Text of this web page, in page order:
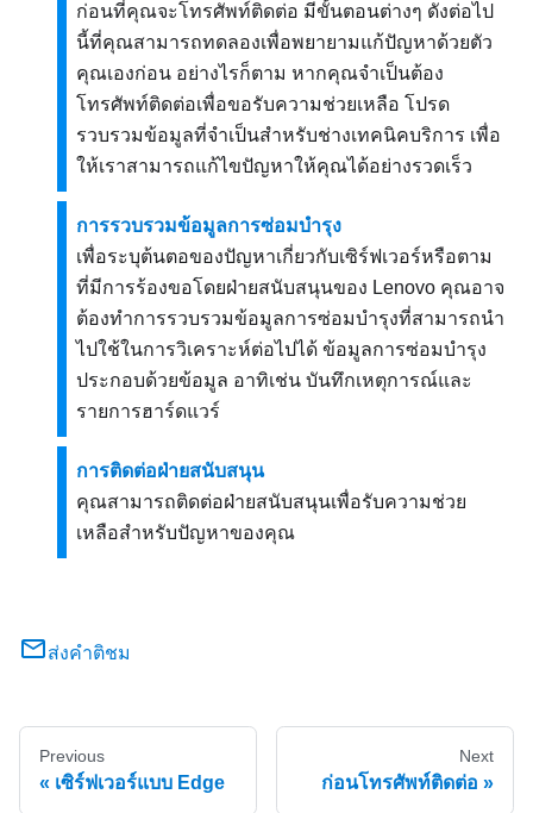
ก่อนที่คุณจะโทรศัพท์ติดต่อ มีขั้นตอนต่างๆ ดังต่อไป
นี้ที่คุณสามารถทดลองเพื่อพยายามแก้ปัญหาด้วยตัว
คุณเองก่อน อย่างไรก็ตาม หากคุณจำเป็นต้อง
โทรศัพท์ติดต่อเพื่อขอรับความช่วยเหลือ โปรด
รวบรวมข้อมูลที่จำเป็นสำหรับช่างเทคนิคบริการ เพื่อ
ให้เราสามารถแก้ไขปัญหาให้คุณได้อย่างรวดเร็ว
การรวบรวมข้อมูลการซ่อมบำรุง
เพื่อระบุต้นตอของปัญหาเกี่ยวกับเซิร์ฟเวอร์หรือตาม
ที่มีการร้องขอโดยฝ่ายสนับสนุนของ Lenovo คุณอาจ
ต้องทำการรวบรวมข้อมูลการซ่อมบำรุงที่สามารถนำ
ไปใช้ในการวิเคราะห์ต่อไปได้ ข้อมูลการซ่อมบำรุง
ประกอบด้วยข้อมูล อาทิเช่น บันทึกเหตุการณ์และ
รายการฮาร์ดแวร์
การติดต่อฝ่ายสนับสนุน
คุณสามารถติดต่อฝ่ายสนับสนุนเพื่อรับความช่วย
เหลือสำหรับปัญหาของคุณ
ส่งคำติชม
Previous
เซิร์ฟเวอร์แบบ Edge
Next
ก่อนโทรศัพท์ติดต่อ